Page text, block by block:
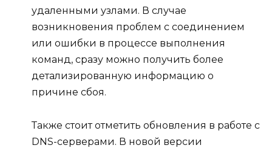
удаленными узлами. В случае
возникновения проблем с соединением
или ошибки в процессе выполнения
команд, сразу можно получить более
детализированную информацию о
причине сбоя.
Также стоит отметить обновления в работе с
DNS-серверами. В новой версии